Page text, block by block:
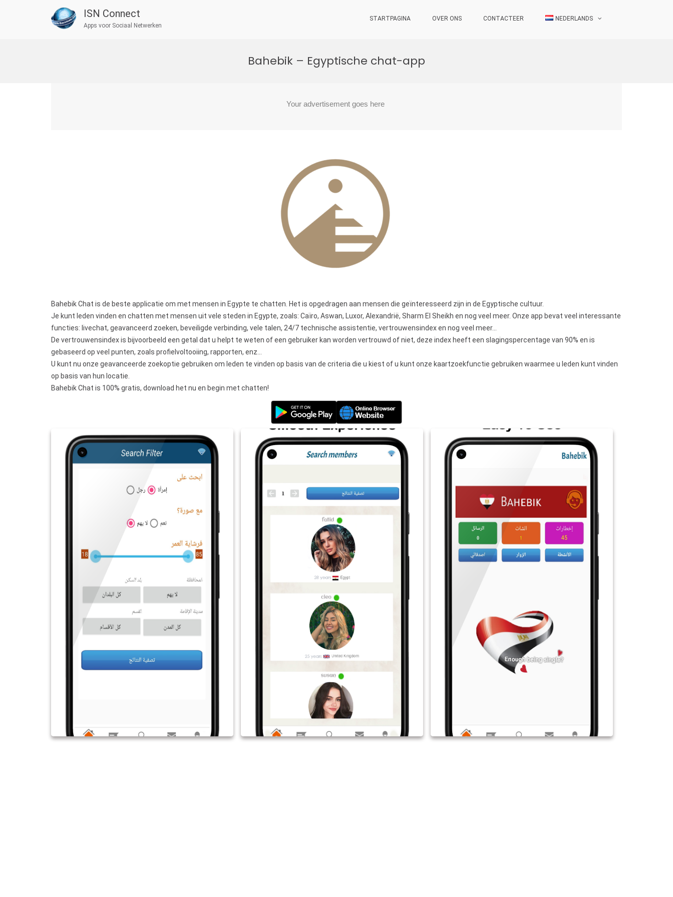
ISN Connect
Apps voor Sociaal Netwerken
STARTPAGINA OVER ONS CONTACTEER NEDERLANDS
Bahebik – Egyptische chat-app
Bahebik Chat is de beste applicatie om met mensen in Egypte te chatten. Het is opgedragen aan mensen die geïnteresseerd zijn in de Egyptische cultuur.
Je kunt leden vinden en chatten met mensen uit vele steden in Egypte, zoals: Caïro, Aswan, Luxor, Alexandrië, Sharm El Sheikh en nog veel meer. Onze app bevat veel interessante
functies: livechat, geavanceerd zoeken, beveiligde verbinding, vele talen, 24/7 technische assistentie, vertrouwensindex en nog veel meer…
De vertrouwensindex is bijvoorbeeld een getal dat u helpt te weten of een gebruiker kan worden vertrouwd of niet, deze index heeft een slagingspercentage van 90% en is
gebaseerd op veel punten, zoals profielvoltooiing, rapporten, enz…
U kunt nu onze geavanceerde zoekoptie gebruiken om leden te vinden op basis van de criteria die u kiest of u kunt onze kaartzoekfunctie gebruiken waarmee u leden kunt vinden
op basis van hun locatie.
Bahebik Chat is 100% gratis, download het nu en begin met chatten!